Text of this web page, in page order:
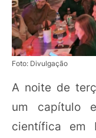
Foto: Divulgação
A noite de
um capítulo
científica em